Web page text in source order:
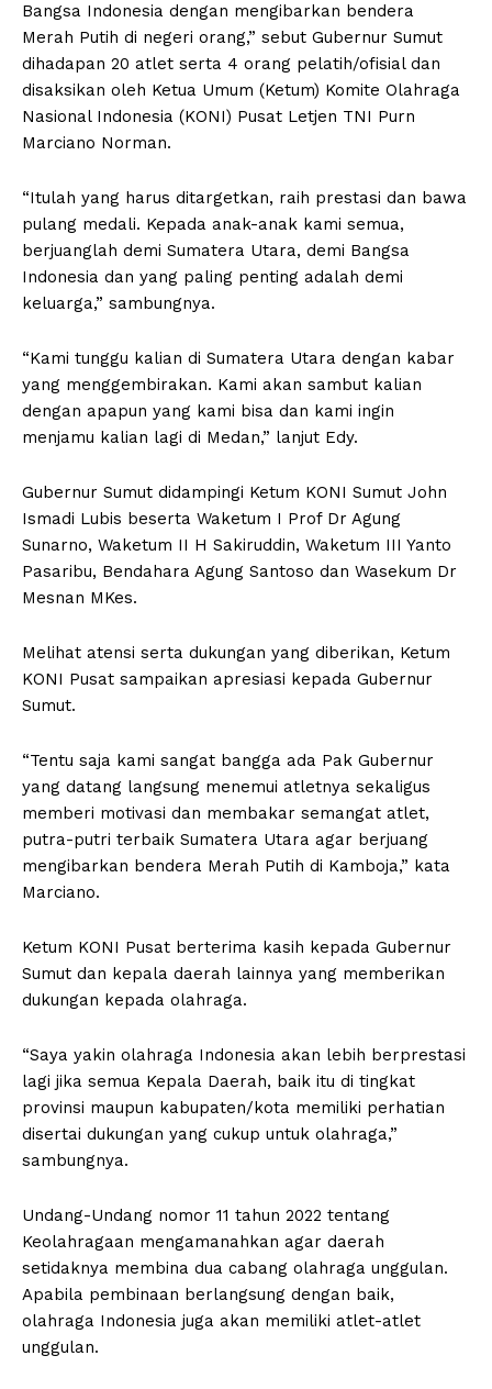
Bangsa Indonesia dengan mengibarkan bendera
Merah Putih di negeri orang,” sebut Gubernur Sumut
dihadapan 20 atlet serta 4 orang pelatih/ofisial dan
disaksikan oleh Ketua Umum (Ketum) Komite Olahraga
Nasional Indonesia (KONI) Pusat Letjen TNI Purn
Marciano Norman.
“Itulah yang harus ditargetkan, raih prestasi dan bawa
pulang medali. Kepada anak-anak kami semua,
berjuanglah demi Sumatera Utara, demi Bangsa
Indonesia dan yang paling penting adalah demi
keluarga,” sambungnya.
“Kami tunggu kalian di Sumatera Utara dengan kabar
yang menggembirakan. Kami akan sambut kalian
dengan apapun yang kami bisa dan kami ingin
menjamu kalian lagi di Medan,” lanjut Edy.
Gubernur Sumut didampingi Ketum KONI Sumut John
Ismadi Lubis beserta Waketum I Prof Dr Agung
Sunarno, Waketum II H Sakiruddin, Waketum III Yanto
Pasaribu, Bendahara Agung Santoso dan Wasekum Dr
Mesnan MKes.
Melihat atensi serta dukungan yang diberikan, Ketum
KONI Pusat sampaikan apresiasi kepada Gubernur
Sumut.
“Tentu saja kami sangat bangga ada Pak Gubernur
yang datang langsung menemui atletnya sekaligus
memberi motivasi dan membakar semangat atlet,
putra-putri terbaik Sumatera Utara agar berjuang
mengibarkan bendera Merah Putih di Kamboja,” kata
Marciano.
Ketum KONI Pusat berterima kasih kepada Gubernur
Sumut dan kepala daerah lainnya yang memberikan
dukungan kepada olahraga.
“Saya yakin olahraga Indonesia akan lebih berprestasi
lagi jika semua Kepala Daerah, baik itu di tingkat
provinsi maupun kabupaten/kota memiliki perhatian
disertai dukungan yang cukup untuk olahraga,”
sambungnya.
Undang-Undang nomor 11 tahun 2022 tentang
Keolahragaan mengamanahkan agar daerah
setidaknya membina dua cabang olahraga unggulan.
Apabila pembinaan berlangsung dengan baik,
olahraga Indonesia juga akan memiliki atlet-atlet
unggulan.